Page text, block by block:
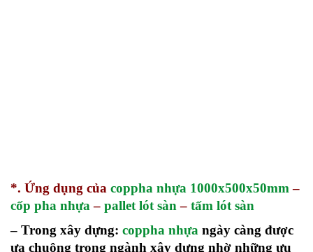
*. Ứng dụng của coppha nhựa 1000x500x50mm–
cốp pha nhựa– pallet lót sàn– tấm lót sàn
– Trong xây dựng: coppha nhựa ngày càng được
ưa chuộng trong ngành xây dựng nhờ những ưu